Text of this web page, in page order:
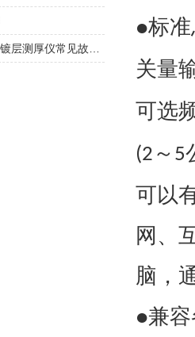
●标
关量
可选
(2 ～ 5
可以
网、
脑，
●兼